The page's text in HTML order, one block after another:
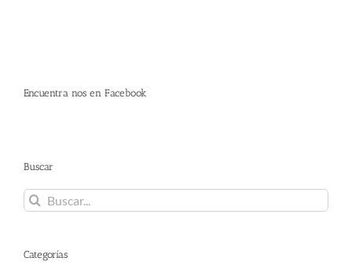
Encuentra nos en Facebook
Buscar
Buscar:
Categorías